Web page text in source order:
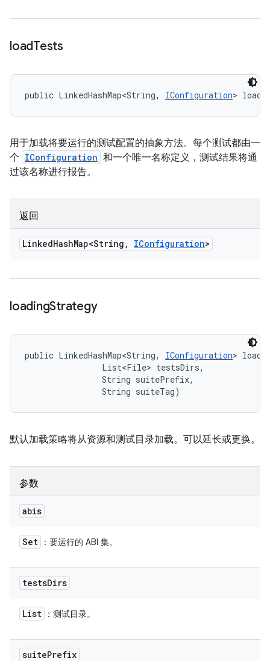
loadTests
public LinkedHashMap<String, IConfiguration>
用于加载将要运行的测试配置的抽象方法。每个测试都由一
个 IConfiguration 和一个唯一名称定义，测试结果将通
过该名称进行报告。
返回
LinkedHashMap<String , IConfiguration>
loadingStrategy
public LinkedHashMap<String, IConfiguration>
                List<File> testsDirs,
                String suitePrefix,
                String suiteTag)
默认加载策略将从资源和测试目录加载。可以延长或更换。
参数
abis
Set ：要运行的 ABI 集。
testsDirs
List ：测试目录。
suitePrefix